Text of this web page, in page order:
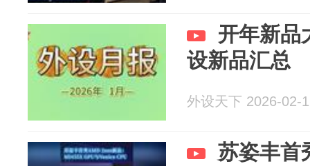
开年新品
设新品汇总
外设天下 2026-02-
苏姿丰首